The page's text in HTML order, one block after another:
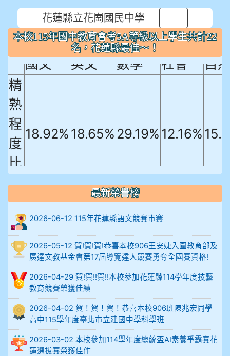
花蓮縣立花崗國民中學
本校115年國中教育會考5A等級以上學生共計22
名，花蓮縣最佳～！
本校115年國中教育會考5A等級以上
學生共計22名，花蓮縣最佳～！
國文
英文 數學 社會
自
精
熟
程
度
比
例
18.92% 18.65% 29.19% 12.16%
906陳兆宏 5A10+ 作文5
912余 嘉 5A10+
914謝佩臻 5A10+
902蘇奕愷
903陳品帆
904彭子庭
905蔣昇和
最新榮譽榜
2026-06-12 115年花蓮縣語文競賽市賽
2026-05-12 賀!賀!賀!恭喜本校906王安婕入圍教育部及
廣達文教基金會第17屆導覽達人競賽勇奪全國賽資格!
2026-04-29 賀!賀!!賀!!本校參加花蓮縣114學年度技藝
教育競賽榮獲佳績
2026-04-02 賀！賀！賀！恭喜本校906班陳兆宏同學
高中115學年度臺北市立建國中學科學班
2026-03-02 本校參加114學年度總統盃AI素養爭霸賽花
蓮選拔賽榮獲佳作